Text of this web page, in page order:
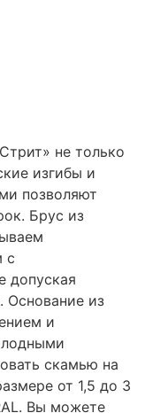
не только
изгибы и
позволяют
Брус из
с
допуская
Основание из
и
скамью на
от 1,5 до 3
Вы можете